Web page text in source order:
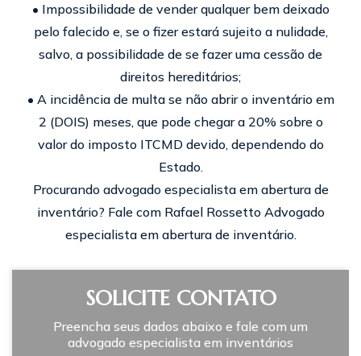
• Impossibilidade de vender qualquer bem deixado
pelo falecido e, se o fizer estará sujeito a nulidade,
salvo, a possibilidade de se fazer uma cessão de
direitos hereditários;
• A incidência de multa se não abrir o inventário em
2 (DOIS) meses, que pode chegar a 20% sobre o
valor do imposto ITCMD devido, dependendo do
Estado.
Procurando advogado especialista em abertura de
inventário? Fale com Rafael Rossetto Advogado
especialista em abertura de inventário.
SOLICITE CONTATO
Preencha seus dados abaixo e fale com um
advogado especialista em inventários